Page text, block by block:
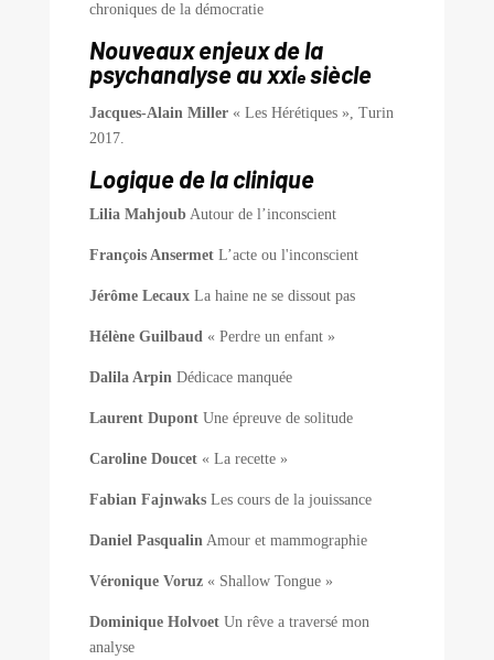
chroniques de la démocratie
Nouveaux enjeux de la
psychanalyse au xxiesiècle
Jacques-Alain Miller« Les Hérétiques », Turin
2017.
Logique de la clinique
Lilia MahjoubAutour de l’inconscient
François AnsermetL’acte ou l'inconscient
Jérôme LecauxLa haine ne se dissout pas
Hélène Guilbaud« Perdre un enfant »
Dalila ArpinDédicace manquée
Laurent DupontUne épreuve de solitude
Caroline Doucet« La recette »
Fabian FajnwaksLes cours de la jouissance
Daniel PasqualinAmour et mammographie
Véronique Voruz« Shallow Tongue »
Dominique HolvoetUn rêve a traversé mon
analyse